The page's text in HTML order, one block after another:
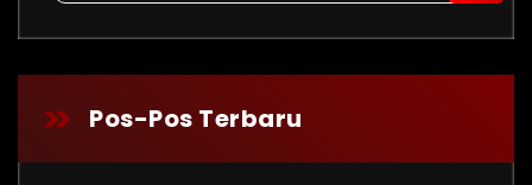
Pos-Pos Terbaru